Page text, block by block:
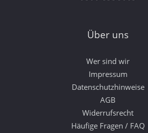
Über uns
Wer sind wir
Impressum
Datenschutzhinweise
AGB
Widerrufsrecht
Häufige Fragen / FAQ